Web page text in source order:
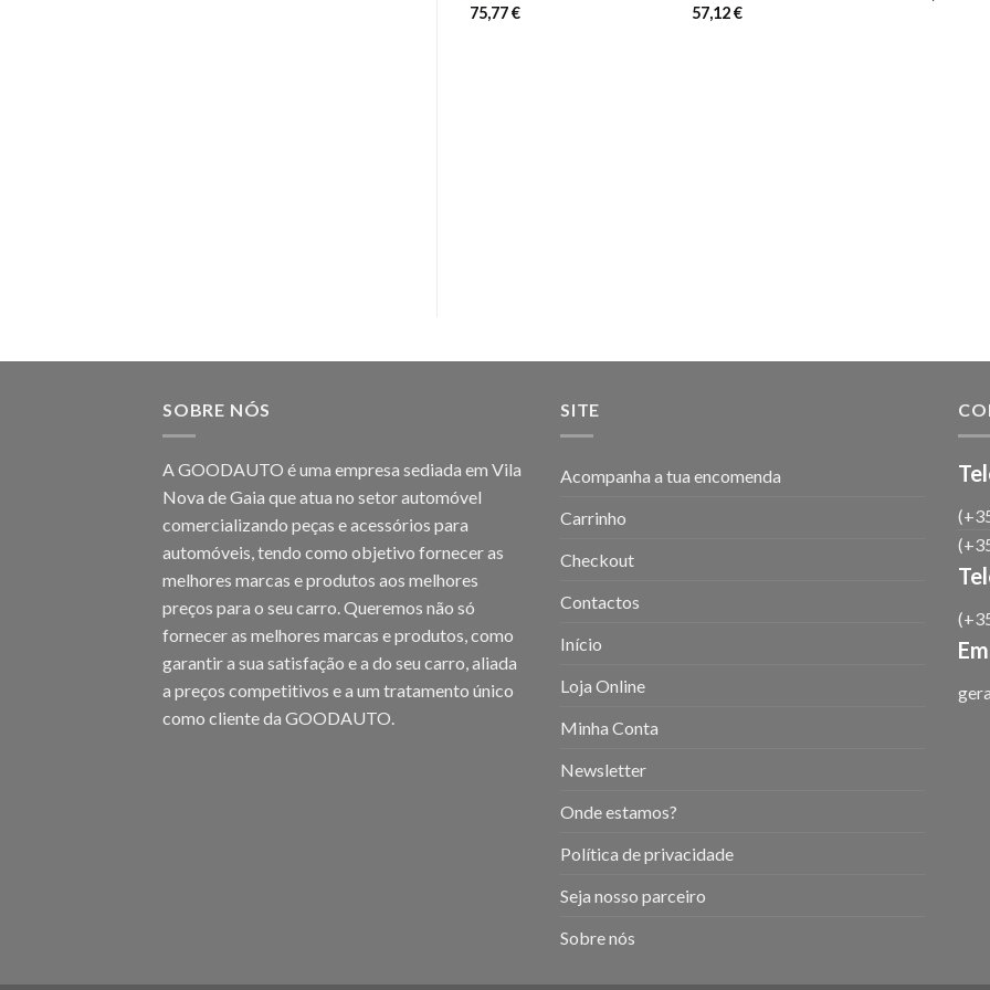
75,77€
57,12€
SOBRE NÓS
A GOODAUTO é uma empresa sediada em Vila
Nova de Gaia que atua no setor automóvel
comercializando peças e acessórios para
automóveis, tendo como objetivo fornecer as
melhores marcas e produtos aos melhores
preços para o seu carro. Queremos não só
fornecer as melhores marcas e produtos, como
garantir a sua satisfação e a do seu carro, aliada
a preços competitivos e a um tratamento único
como cliente da GOODAUTO.
SITE
Acompanha a tua encomenda
Carrinho
Checkout
Contactos
Início
Loja Online
Minha Conta
Newsletter
Onde estamos?
Política de privacidade
Seja nosso parceiro
Sobre nós